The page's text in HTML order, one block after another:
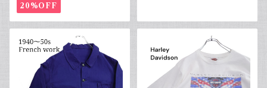
20%OFF